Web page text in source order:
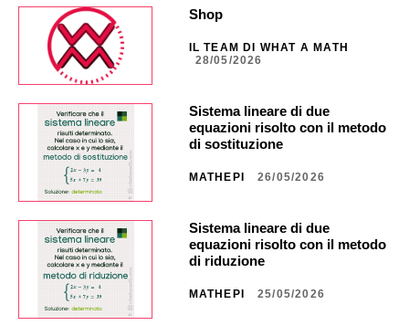
Shop
IL TEAM DI WHAT A MATH
28/05/2026
Sistema lineare di due
equazioni risolto con il metodo
di sostituzione
MATHEPI 26/05/2026
Sistema lineare di due
equazioni risolto con il metodo
di riduzione
MATHEPI 25/05/2026